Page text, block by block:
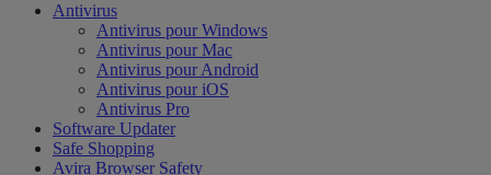
Antivirus
Antivirus pour Windows
Antivirus pour Mac
Antivirus pour Android
Antivirus pour iOS
Antivirus Pro
Software Updater
Safe Shopping
Avira Browser Safety